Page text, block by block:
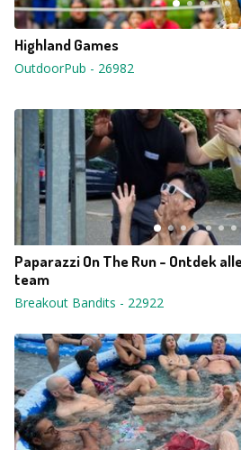
Highland Games
OutdoorPub - 26982
Paparazzi On The Run - Ontdek
team
Breakout Bandits - 22922